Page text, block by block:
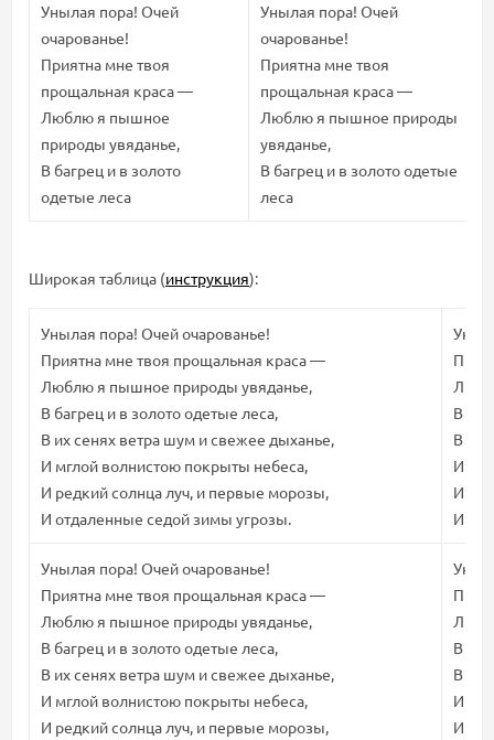
Унылая пора! Очей
очарованье!
Приятна мне твоя
прощальная краса —
Люблю я пышное
природы увяданье,
В багрец и в золото
одетые леса
Унылая пора! Очей
очарованье!
Приятна мне твоя
прощальная краса —
Люблю я пышное природы
увяданье,
В багрец и в золото одетые
леса
Широкая таблица (инструкция):
Унылая пора! Очей очарованье!
Приятна мне твоя прощальная краса —
Люблю я пышное природы увяданье,
В багрец и в золото одетые леса,
В их сенях ветра шум и свежее дыханье,
И мглой волнистою покрыты небеса,
И редкий солнца луч, и первые морозы,
И отдаленные седой зимы угрозы.
В
В их
И
И
И
Унылая пора! Очей очарованье!
Приятна мне твоя прощальная краса —
Люблю я пышное природы увяданье,
В багрец и в золото одетые леса,
В их сенях ветра шум и свежее дыханье,
И мглой волнистою покрыты небеса,
И редкий солнца луч, и первые морозы,
В
В их
И
И